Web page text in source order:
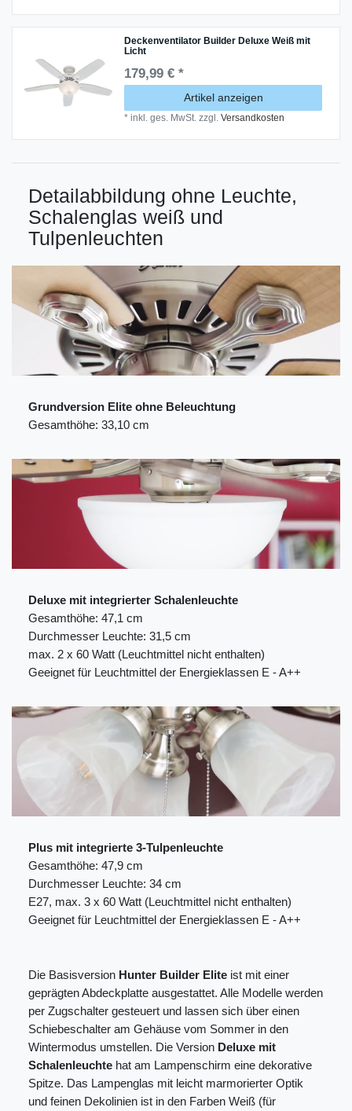
Deckenventilator Builder Deluxe Weiß mit
Licht
179,99 € *
Artikel anzeigen
*inkl. ges. MwSt. zzgl.Versandkosten
Detailabbildung ohne Leuchte,
Schalenglas weiß und
Tulpenleuchten
Grundversion Elite ohne Beleuchtung
Gesamthöhe: 33,10 cm
Deluxe mit integrierter Schalenleuchte
Gesamthöhe: 47,1 cm
Durchmesser Leuchte: 31,5 cm
max. 2 x 60 Watt (Leuchtmittel nicht enthalten)
Geeignet für Leuchtmittel der Energieklassen E - A++
Plus mit integrierte 3-Tulpenleuchte
Gesamthöhe: 47,9 cm
Durchmesser Leuchte: 34 cm
E27, max. 3 x 60 Watt (Leuchtmittel nicht enthalten)
Geeignet für Leuchtmittel der Energieklassen E - A++
Die Basisversion Hunter Builder Elite ist mit einer
geprägten Abdeckplatte ausgestattet. Alle Modelle werden
per Zugschalter gesteuert und lassen sich über einen
Schiebeschalter am Gehäuse vom Sommer in den
Wintermodus umstellen. Die Version Deluxe mit
Schalenleuchte hat am Lampenschirm eine dekorative
Spitze. Das Lampenglas mit leicht marmorierter Optik
und feinen Dekolinien ist in den Farben Weiß (für